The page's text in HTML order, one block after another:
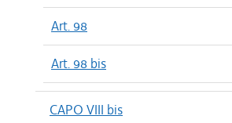
Art. 98
Art. 98 bis
CAPO VIII bis